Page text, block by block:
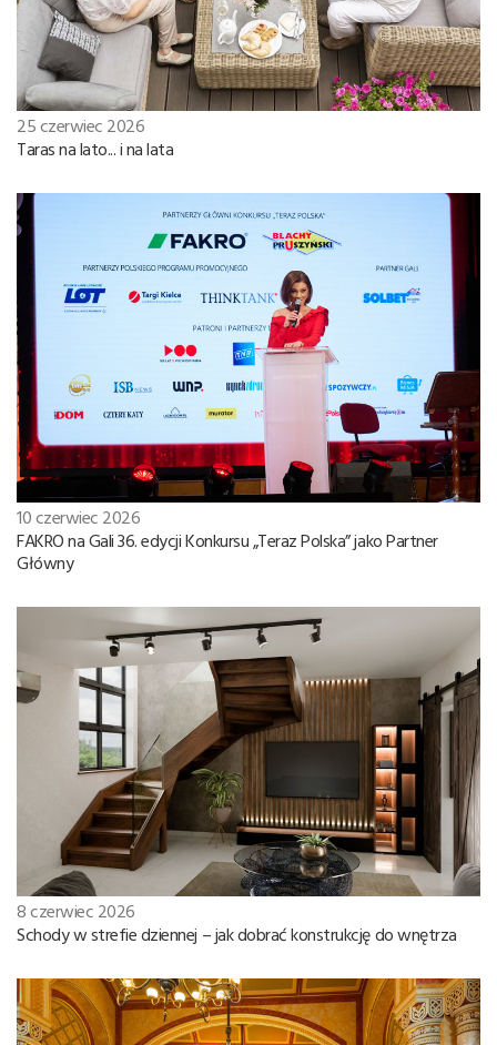
25 czerwiec 2026
Taras na lato... i na lata
10 czerwiec 2026
FAKRO na Gali 36. edycji Konkursu „Teraz Polska” jako Partner
Główny
8 czerwiec 2026
Schody w strefie dziennej – jak dobrać konstrukcję do wnętrza